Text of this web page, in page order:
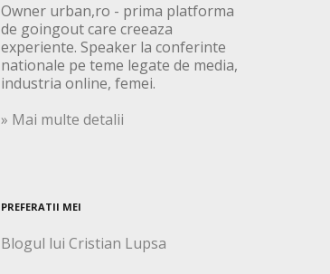
Owner urban,ro - prima platforma
de goingout care creeaza
experiente. Speaker la conferinte
nationale pe teme legate de media,
industria online, femei.
» Mai multe detalii
PREFERATII MEI
Blogul lui Cristian Lupsa